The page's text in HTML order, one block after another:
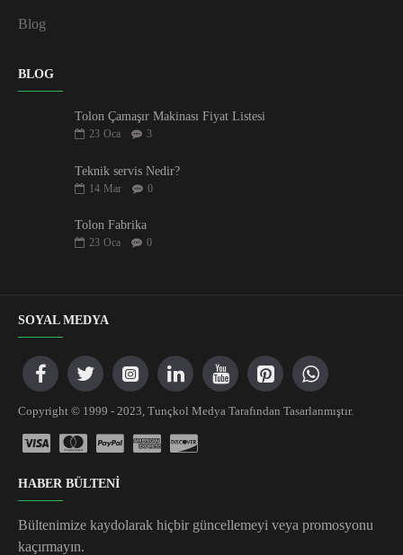
Blog
BLOG
Tolon Çamaşır Makinası Fiyat Listesi
23 Oca 3
Teknik servis Nedir?
14 Mar 0
Tolon Fabrika
23 Oca 0
SOYAL MEDYA
Copyright © 1999 - 2023, Tunçkol Medya Tarafından Tasarlanmıştır.
HABER BÜLTENİ
Bültenimize kaydolarak hiçbir güncellemeyi veya promosyonu
kaçırmayın.